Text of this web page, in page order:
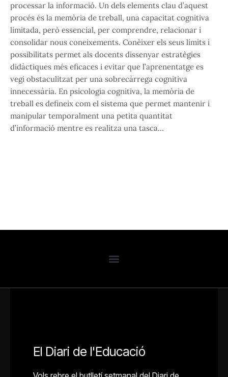
processar la informació. Un dels elements clau d’aquest
procés és la memòria de treball, una capacitat cognitiva
limitada, però essencial, per comprendre, relacionar i
consolidar nous coneixements. Conèixer els seus límits i
possibilitats permet als docents dissenyar estratègies
didàctiques més eficaces i evitar que l’aprenentatge es
vegi obstaculitzat per una sobrecàrrega cognitiva
innecessària. En psicologia cognitiva, la memòria de
treball es defineix com el sistema que permet mantenir i
manipular temporalment una petita quantitat
d’informació mentre es realitza una tasca…